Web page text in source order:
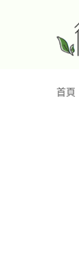
首頁